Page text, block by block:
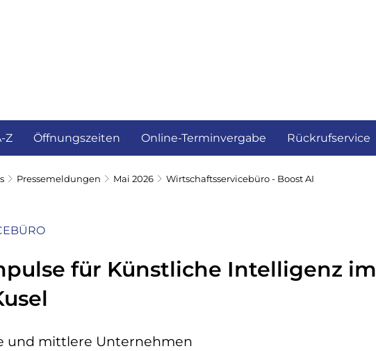
Z Öffnungszeiten Online-Terminvergabe Rückrufservice
Pressemeldungen Mai 2026 Wirtschaftsservicebüro - Boost AI
für Künstliche Intelligenz im
und mittlere Unternehmen